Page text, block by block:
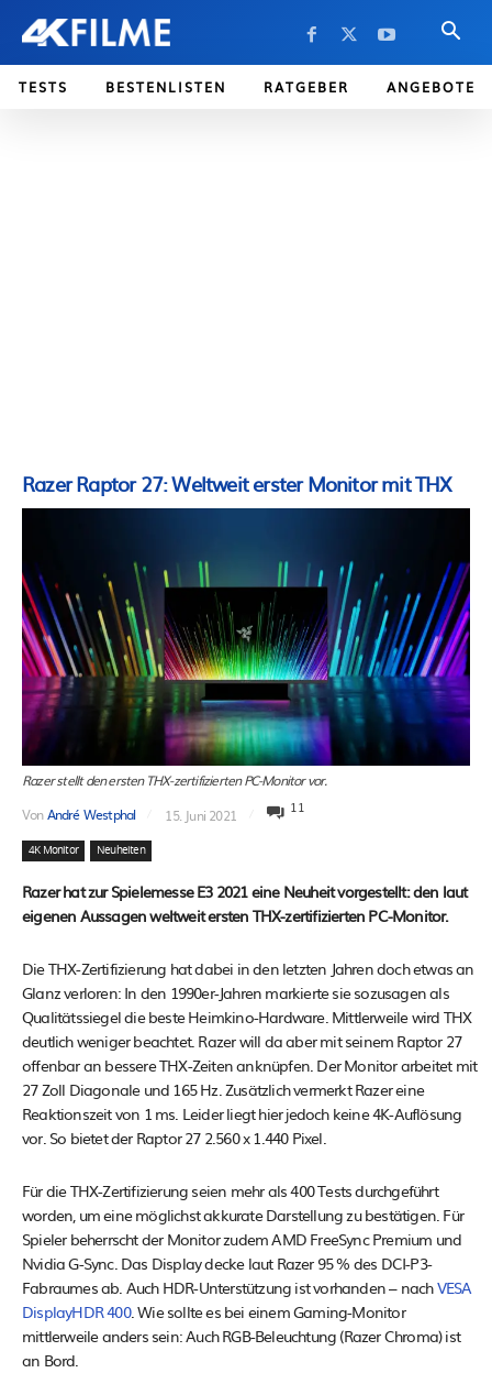
TESTS BESTENLISTEN RATGEBER ANGEBOTE
Razer Raptor 27: Weltweit erster Monitor mit THX
Razer stellt den ersten THX-zertifizierten PC-Monitor vor.
VonAndré Westphal 15. Juni 2021 11
4K Monitor Neuheiten
Razer hat zur Spielemesse E3 2021 eine Neuheit vorgestellt: den laut
eigenen Aussagen weltweit ersten THX-zertifizierten PC-Monitor.
Die THX-Zertifizierung hat dabei in den letzten Jahren doch etwas an
Glanz verloren: In den 1990er-Jahren markierte sie sozusagen als
Qualitätssiegel die beste Heimkino-Hardware. Mittlerweile wird THX
deutlich weniger beachtet. Razer will da aber mit seinem Raptor 27
offenbar an bessere THX-Zeiten anknüpfen. Der Monitor arbeitet mit
27 Zoll Diagonale und 165 Hz. Zusätzlich vermerkt Razer eine
Reaktionszeit von 1 ms. Leider liegt hier jedoch keine 4K-Auflösung
vor. So bietet der Raptor 27 2.560 x 1.440 Pixel.
Für die THX-Zertifizierung seien mehr als 400 Tests durchgeführt
worden, um eine möglichst akkurate Darstellung zu bestätigen. Für
Spieler beherrscht der Monitor zudem AMD FreeSync Premium und
Nvidia G-Sync. Das Display decke laut Razer 95 % des DCI-P3-
Fabraumes ab. Auch HDR-Unterstützung ist vorhanden – nachVESA
DisplayHDR 400. Wie sollte es bei einem Gaming-Monitor
mittlerweile anders sein: Auch RGB-Beleuchtung (Razer Chroma) ist
an Bord.